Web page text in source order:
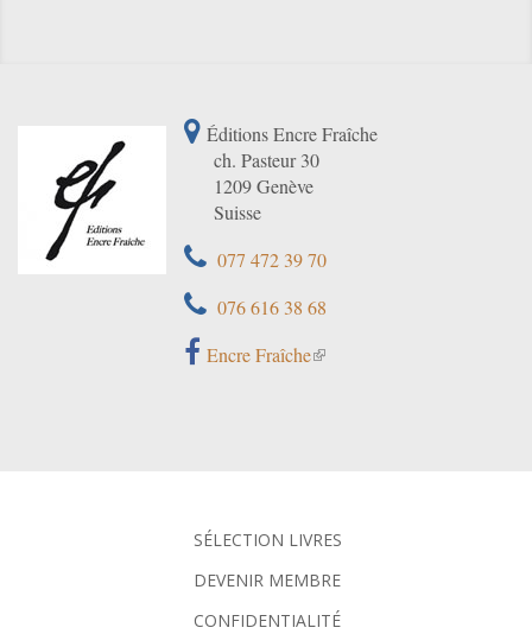
Éditions Encre Fraîche
ch. Pasteur 30
1209 Genève
Suisse
077 472 39 70
076 616 38 68
Encre Fraîche
SÉLECTION LIVRES
DEVENIR MEMBRE
CONFIDENTIALITÉ